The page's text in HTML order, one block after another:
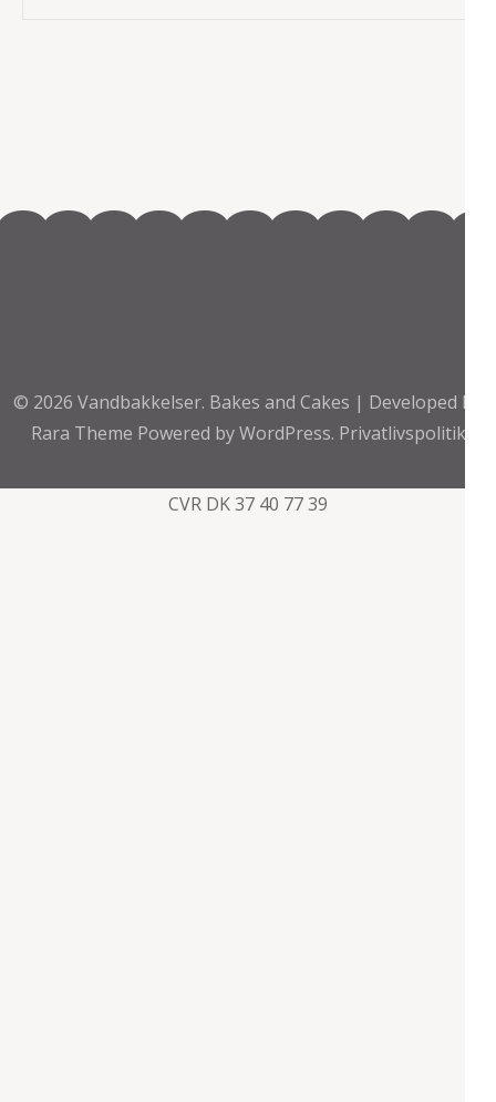
© 2026 Vandbakkelser. Bakes and Cakes | Developed By
Rara Theme Powered byWordPress. Privatlivspolitik
CVR DK 37 40 77 39